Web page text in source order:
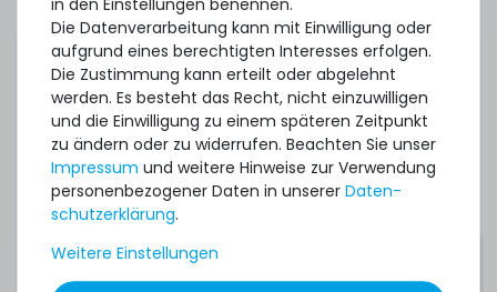
Dieses Hardware Care Pack ist gültig nur in
Verbindung mit einem von uns angebotenem
Server. Sofern Sie ihre bestehende Systeme
absichern möchten, können Sie gerne ein
individuelles Angebot für ein Hardware Care Pack bei
uns einholen.
Servicepartner
in den Einstellungen benennen.
Die Datenverarbeitung kann mit Einwilligung oder
aufgrund eines berechtigten Interesses erfolgen.
Die Zustimmung kann erteilt oder abgelehnt
werden. Es besteht das Recht, nicht einzuwilligen
und die Einwilligung zu einem späteren Zeitpunkt
zu ändern oder zu widerrufen. Beachten Sie unser
Impressum und weitere Hinweise zur Verwendung
personenbezogener Daten in unserer Daten­
schutz­erklärung.
Weitere Einstellungen